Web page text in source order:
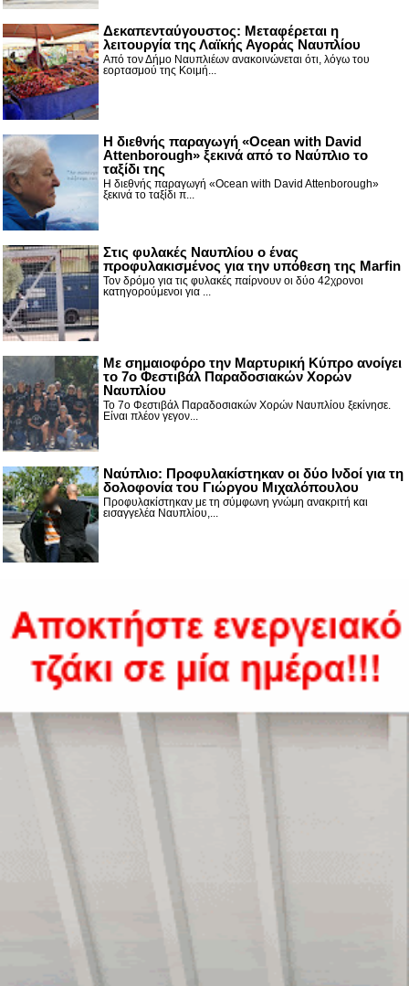
Δεκαπενταύγουστος: Μεταφέρεται η
λειτουργία της Λαϊκής Αγοράς Ναυπλίου
Από τον Δήμο Ναυπλιέων ανακοινώνεται ότι, λόγω του
εορτασμού της Κοιμή...
Η διεθνής παραγωγή «Ocean with David
Attenborough» ξεκινά από το Ναύπλιο το
ταξίδι της
Η διεθνής παραγωγή «Ocean with David Attenborough»
ξεκινά το ταξίδι π...
Στις φυλακές Ναυπλίου ο ένας
προφυλακισμένος για την υπόθεση της Marfin
Τον δρόμο για τις φυλακές παίρνουν οι δύο 42χρονοι
κατηγορούμενοι για ...
Με σημαιοφόρο την Μαρτυρική Κύπρο ανοίγει
το 7ο Φεστιβάλ Παραδοσιακών Χορών
Ναυπλίου
Το 7ο Φεστιβάλ Παραδοσιακών Χορών Ναυπλίου ξεκίνησε.
Είναι πλέον γεγον...
Ναύπλιο: Προφυλακίστηκαν οι δύο Ινδοί για τη
δολοφονία του Γιώργου Μιχαλόπουλου
Προφυλακίστηκαν με τη σύμφωνη γνώμη ανακριτή και
εισαγγελέα Ναυπλίου,...